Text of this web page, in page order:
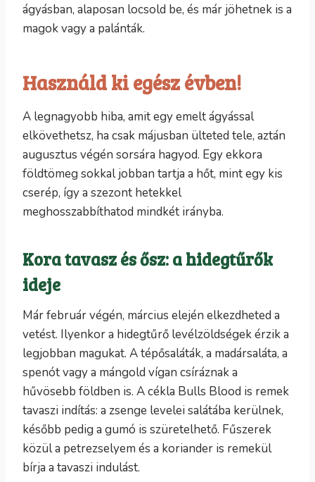
ágyásban, alaposan locsold be, és már jöhetnek is a
magok vagy a palánták.
Használd ki egész évben!
A legnagyobb hiba, amit egy emelt ágyással
elkövethetsz, ha csak májusban ülteted tele, aztán
augusztus végén sorsára hagyod. Egy ekkora
földtömeg sokkal jobban tartja a hőt, mint egy kis
cserép, így a szezont hetekkel
meghosszabbíthatod mindkét irányba.
Kora tavasz és ősz: a hidegtűrők
ideje
Már február végén, március elején elkezdheted a
vetést. Ilyenkor a hidegtűrő levélzöldségek érzik a
legjobban magukat. A tépősaláták, a madársaláta, a
spenót vagy a mángold vígan csíráznak a
hűvösebb földben is. A cékla Bulls Blood is remek
tavaszi indítás: a zsenge levelei salátába kerülnek,
később pedig a gumó is szüretelhető. Fűszerek
közül a petrezselyem és a koriander is remekül
bírja a tavaszi indulást.